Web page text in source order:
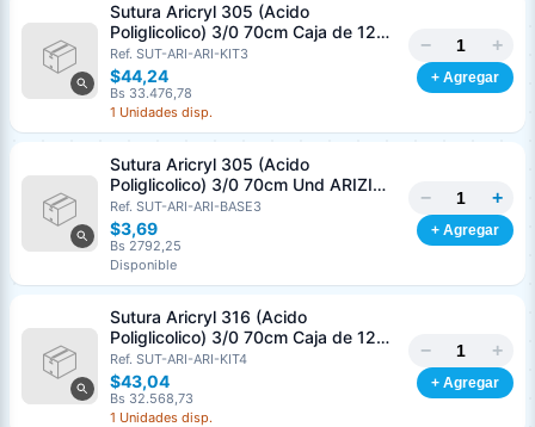
Sutura Aricryl 305 (Acido
Poliglicolico) 3/0 70cm Caja de 12
Unds ARIZI Aguja de 1/2 Circulo
Punta Conica 17mm
Ref. SUT-ARI-ARI-KIT3
$44,24
Bs 33.476,78
1 Unidades disp.
− +
+ Agregar
Sutura Aricryl 305 (Acido
Poliglicolico) 3/0 70cm Und ARIZI
Aguja de 1/2 Circulo Punta Conica
17mm
Ref. SUT-ARI-ARI-BASE3
$3,69
Bs 2792,25
Disponible
− +
+ Agregar
Sutura Aricryl 316 (Acido
Poliglicolico) 3/0 70cm Caja de 12
Unds ARIZI Aguja de 1/2 Circulo
Punta Conica 26mm
Ref. SUT-ARI-ARI-KIT4
$43,04
Bs 32.568,73
1 Unidades disp.
− +
+ Agregar